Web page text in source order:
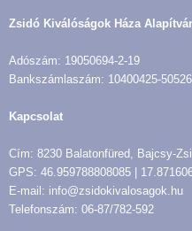
Zsidó Kiválóságok Háza
Adószám: 19050694-2-19
Bankszámlaszám: 10400425-
Kapcsolat
Cím: 8230 Balatonfüred, Bajcsy-
GPS: 46.959788808085 |
E-mail: info@zsidokivalosagok.hu
Telefonszám: 06-87/782-592